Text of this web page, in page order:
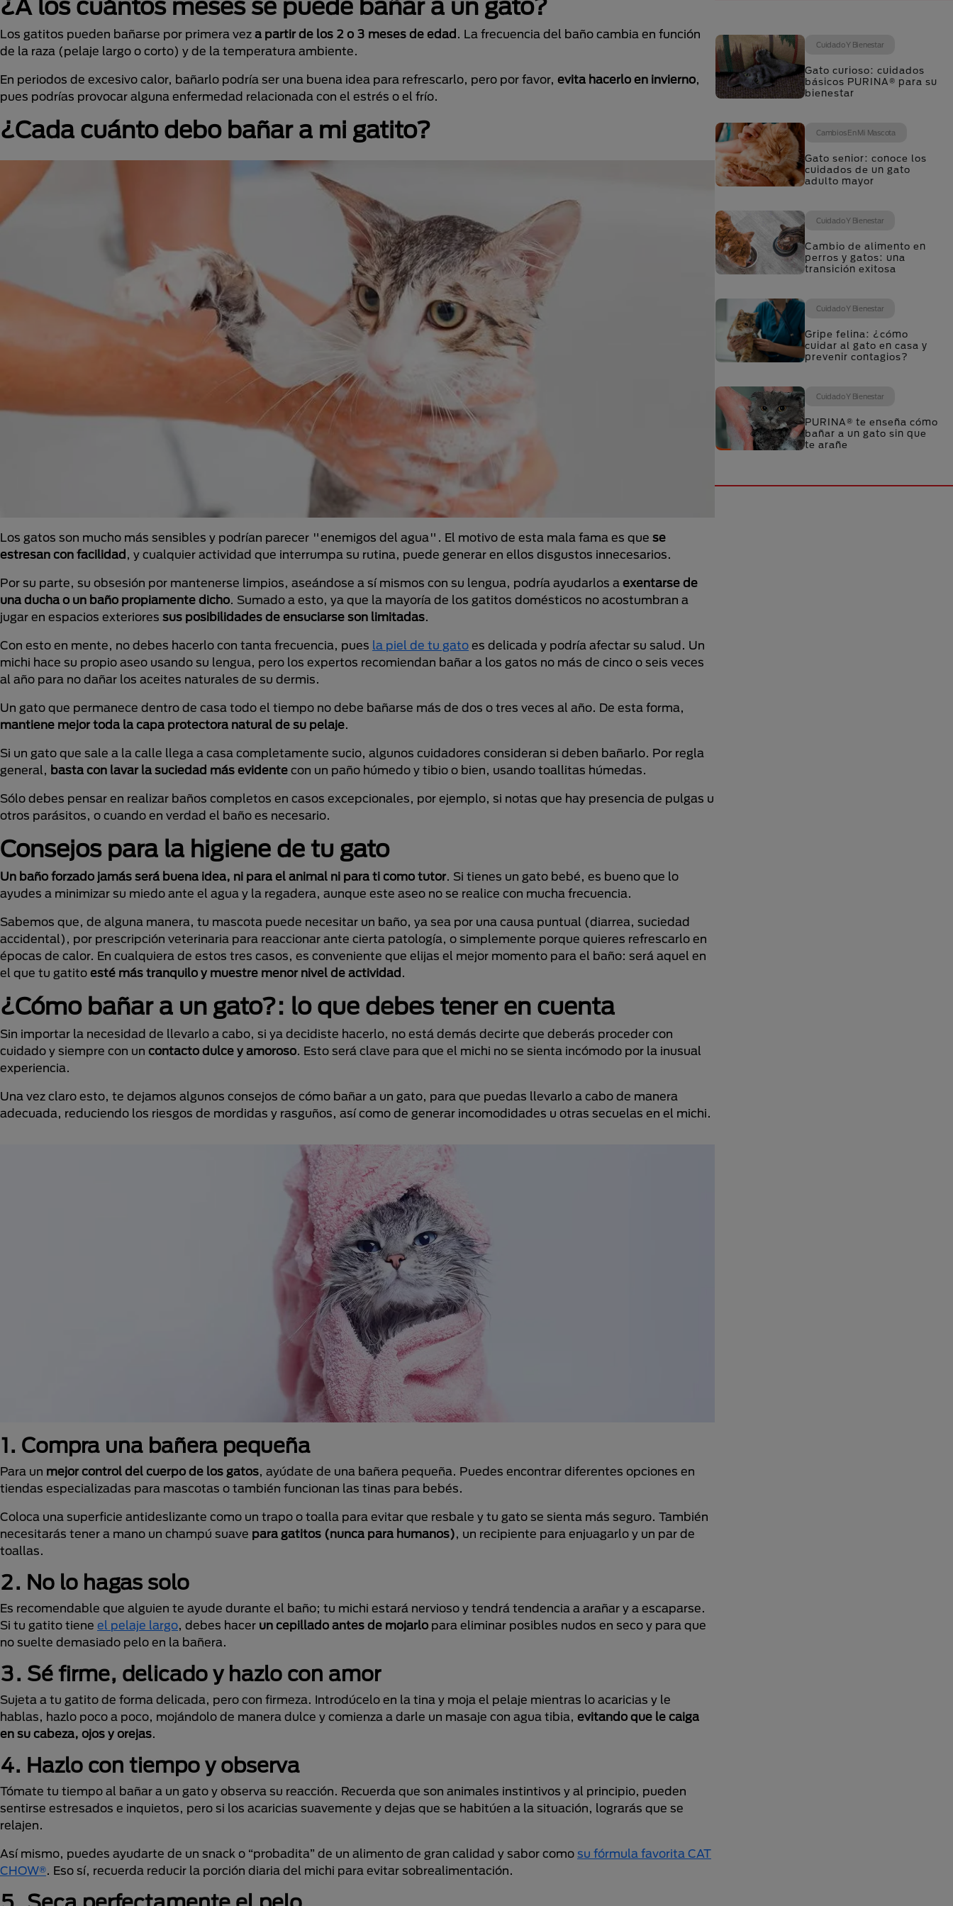
¿A los cuántos meses se puede bañar a un gato?
Los gatitos pueden bañarse por primera vez a partir de los 2 o 3 meses de edad . La frecuencia del baño cambia en función
de la raza (pelaje largo o corto) y de la temperatura ambiente.
En periodos de excesivo calor, bañarlo podría ser una buena idea para refrescarlo, pero por favor, evita hacerlo en invierno,
pues podrías provocar alguna enfermedad relacionada con el estrés o el frío.
¿Cada cuánto debo bañar a mi gatito?
Los gatos son mucho más sensibles y podrían parecer "enemigos del agua". El motivo de esta mala fama es que se
estresan con facilidad , y cualquier actividad que interrumpa su rutina, puede generar en ellos disgustos innecesarios.
Por su parte, su obsesión por mantenerse limpios, aseándose a sí mismos con su lengua, podría ayudarlos a exentarse de
una ducha o un baño propiamente dicho. Sumado a esto, ya que la mayoría de los gatitos domésticos no acostumbran a
jugar en espacios exteriores sus posibilidades de ensuciarse son limitadas.
Con esto en mente, no debes hacerlo con tanta frecuencia, pues la piel de tu gato es delicada y podría afectar su salud. Un
michi hace su propio aseo usando su lengua, pero los expertos recomiendan bañar a los gatos no más de cinco o seis veces
al año para no dañar los aceites naturales de su dermis.
Un gato que permanece dentro de casa todo el tiempo no debe bañarse más de dos o tres veces al año. De esta forma,
mantiene mejor toda la capa protectora natural de su pelaje.
Si un gato que sale a la calle llega a casa completamente sucio, algunos cuidadores consideran si deben bañarlo. Por regla
general, basta con lavar la suciedad más evidente con un paño húmedo y tibio o bien, usando toallitas húmedas.
Sólo debes pensar en realizar baños completos en casos excepcionales, por ejemplo, si notas que hay presencia de pulgas u
otros parásitos, o cuando en verdad el baño es necesario.
Consejos para la higiene de tu gato
Un baño forzado jamás será buena idea, ni para el animal ni para ti como tutor. Si tienes un gato bebé, es bueno que lo
ayudes a minimizar su miedo ante el agua y la regadera, aunque este aseo no se realice con mucha frecuencia.
Sabemos que, de alguna manera, tu mascota puede necesitar un baño, ya sea por una causa puntual (diarrea, suciedad
accidental), por prescripción veterinaria para reaccionar ante cierta patología, o simplemente porque quieres refrescarlo en
épocas de calor. En cualquiera de estos tres casos, es conveniente que elijas el mejor momento para el baño: será aquel en
el que tu gatito esté más tranquilo y muestre menor nivel de actividad .
¿Cómo bañar a un gato?: lo que debes tener en cuenta
Sin importar la necesidad de llevarlo a cabo, si ya decidiste hacerlo, no está demás decirte que deberás proceder con
cuidado y siempre con un contacto dulce y amoroso. Esto será clave para que el michi no se sienta incómodo por la inusual
experiencia.
Una vez claro esto, te dejamos algunos consejos de cómo bañar a un gato, para que puedas llevarlo a cabo de manera
adecuada, reduciendo los riesgos de mordidas y rasguños, así como de generar incomodidades u otras secuelas en el michi.
1. Compra una bañera pequeña
Para un mejor control del cuerpo de los gatos, ayúdate de una bañera pequeña. Puedes encontrar diferentes opciones en
tiendas especializadas para mascotas o también funcionan las tinas para bebés.
Coloca una superficie antideslizante como un trapo o toalla para evitar que resbale y tu gato se sienta más seguro. También
necesitarás tener a mano un champú suave para gatitos (nunca para humanos), un recipiente para enjuagarlo y un par de
toallas.
2. No lo hagas solo
Es recomendable que alguien te ayude durante el baño; tu michi estará nervioso y tendrá tendencia a arañar y a escaparse.
Si tu gatito tiene el pelaje largo, debes hacer un cepillado antes de mojarlo para eliminar posibles nudos en seco y para que
no suelte demasiado pelo en la bañera.
3. Sé firme, delicado y hazlo con amor
Sujeta a tu gatito de forma delicada, pero con firmeza. Introdúcelo en la tina y moja el pelaje mientras lo acaricias y le
hablas, hazlo poco a poco, mojándolo de manera dulce y comienza a darle un masaje con agua tibia, evitando que le caiga
en su cabeza, ojos y orejas.
4. Hazlo con tiempo y observa
Tómate tu tiempo al bañar a un gato y observa su reacción. Recuerda que son animales instintivos y al principio, pueden
sentirse estresados e inquietos, pero si los acaricias suavemente y dejas que se habitúen a la situación, lograrás que se
relajen.
Así mismo, puedes ayudarte de un snack o “probadita” de un alimento de gran calidad y sabor como su fórmula favorita CAT
CHOW®. Eso sí, recuerda reducir la porción diaria del michi para evitar sobrealimentación.
Cuidado Y Bienestar
Gato curioso: cuidados
básicos PURINA® para su
bienestar
Cambios En Mi Mascota
Gato senior: conoce los
cuidados de un gato
adulto mayor
Cuidado Y Bienestar
Cambio de alimento en
perros y gatos: una
transición exitosa
Cuidado Y Bienestar
Gripe felina: ¿cómo
cuidar al gato en casa y
prevenir contagios?
Cuidado Y Bienestar
PURINA® te enseña cómo
bañar a un gato sin que
te arañe